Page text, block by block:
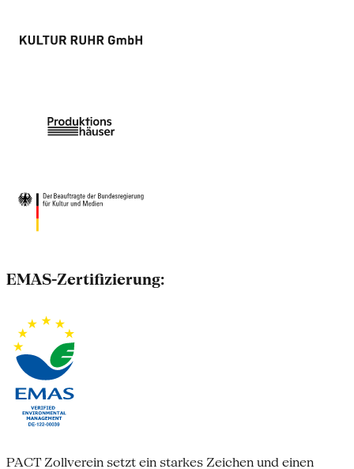
EMAS-Zertifizierung:
PACT Zollverein setzt ein starkes Zeichen und einen